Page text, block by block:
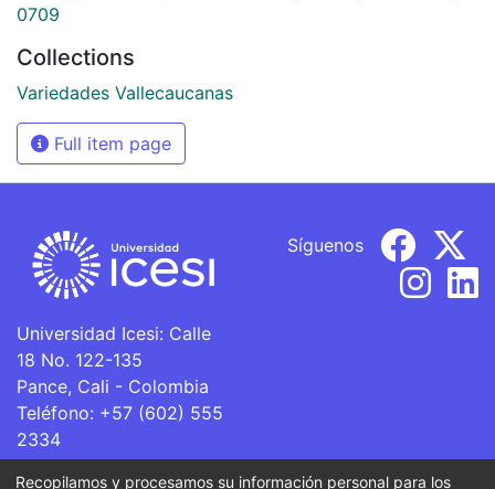
0709
Collections
Variedades Vallecaucanas
Full item page
Universidad Icesi: Calle
18 No. 122-135
Pance, Cali - Colombia
Teléfono: +57 (602) 555
2334
ventanillaunica@icesi.edu.co
Síguenos
Recopilamos y procesamos su información personal para los